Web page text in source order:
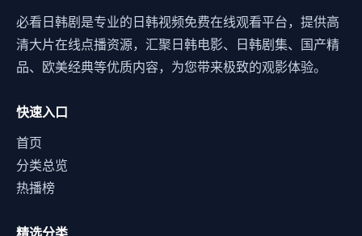
必看日韩剧是专业的日韩视频免费在线观看平台，提供高
清大片在线点播资源，汇聚日韩电影、日韩剧集、国产精
品、欧美经典等优质内容，为您带来极致的观影体验。
快速入口
首页
分类总览
热播榜
精选分类